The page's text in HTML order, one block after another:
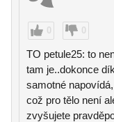
0 0
TO petule25: to
tam je..dokonce
samotné
což pro tělo není
zvyšujete